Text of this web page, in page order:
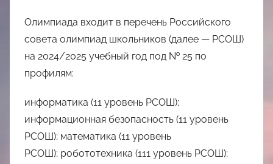
Олимпиада входит в перечень Российского
совета олимпиад школьников (далее — РСОШ)
на 2024/2025 учебный год под № 25 по
профилям:
информатика (11 уровень РСОШ);
информационная безопасность (11 уровень
РСОШ); математика (11 уровень
РСОШ); робототехника (111 уровень РСОШ);